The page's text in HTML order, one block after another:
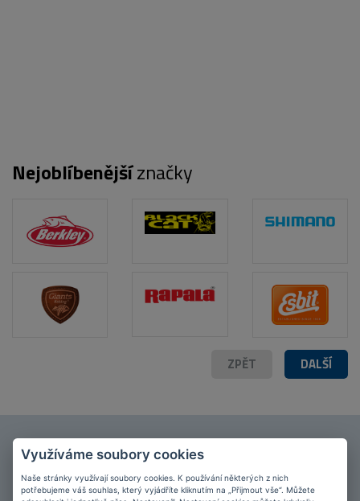
Nejoblíbenějšíznačky
DALŠÍ
ZPĚT
Připojte se k našimfanouškům
PŘIPOJIT SE
Využíváme soubory cookies
Naše stránky využívají soubory cookies. K používání některých z nich
potřebujeme váš souhlas, který vyjádříte kliknutím na „Přijmout vše“. Můžete